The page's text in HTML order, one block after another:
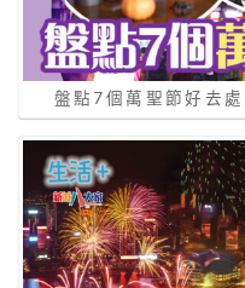
盤點7個萬聖節好去